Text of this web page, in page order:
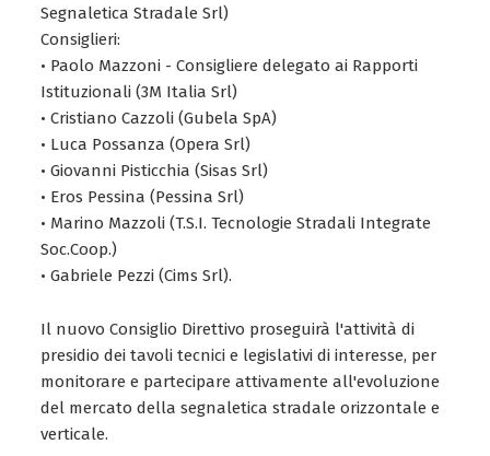
Segnaletica Stradale Srl)
Consiglieri:
• Paolo Mazzoni - Consigliere delegato ai Rapporti
Istituzionali (3M Italia Srl)
• Cristiano Cazzoli (Gubela SpA)
• Luca Possanza (Opera Srl)
• Giovanni Pisticchia (Sisas Srl)
• Eros Pessina (Pessina Srl)
• Marino Mazzoli (T.S.I. Tecnologie Stradali Integrate
Soc.Coop.)
• Gabriele Pezzi (Cims Srl).
Il nuovo Consiglio Direttivo proseguirà l'attività di
presidio dei tavoli tecnici e legislativi di interesse, per
monitorare e partecipare attivamente all'evoluzione
del mercato della segnaletica stradale orizzontale e
verticale.